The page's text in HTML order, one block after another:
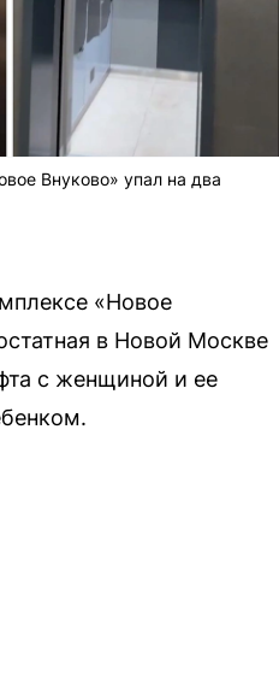
Внуково» упал на два
«Новое
в Новой Москве
с женщиной и ее